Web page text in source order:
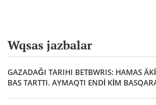
Wqsas jazbalar
GAZADAĞI TARIHI BETBWRIS: HAMAS
BAS TARTTI. AYMAQTI ENDİ KİM